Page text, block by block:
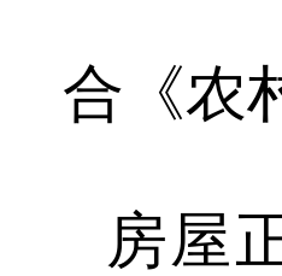
合《农
房屋